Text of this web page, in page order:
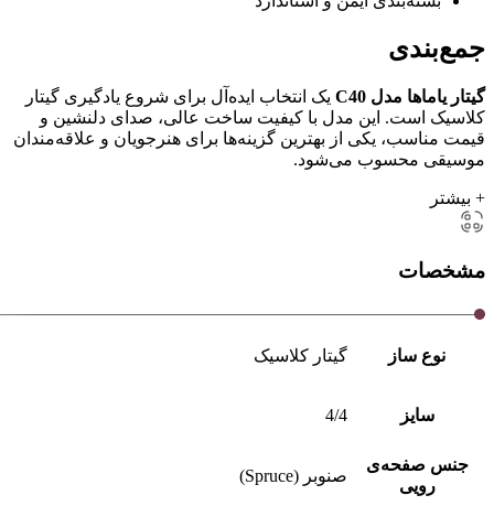
جمع‌بندی
گیتار یاماها مدل C40
یک انتخاب ایده‌آل برای شروع یادگیری گیتار
کلاسیک است. این مدل با کیفیت ساخت عالی، صدای دلنشین و
قیمت مناسب، یکی از بهترین گزینه‌ها برای هنرجویان و علاقه‌مندان
موسیقی محسوب می‌شود.
+ بیشتر
مشخصات
نوع ساز گیتار کلاسیک
سایز 4/4
جنس صفحه‌ی
رویی
صنوبر (Spruce)